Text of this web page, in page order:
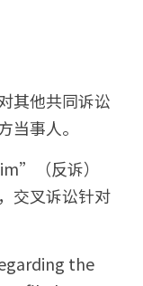
其他共同诉讼
当事人。
（反诉）
交叉诉讼针对
the